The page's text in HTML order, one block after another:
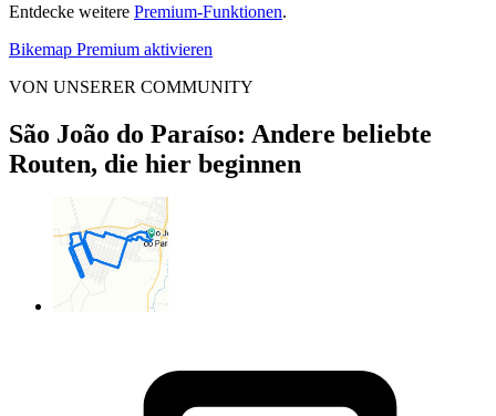
Entdecke weitere Premium-Funktionen.
Bikemap Premium aktivieren
VON UNSERER COMMUNITY
São João do Paraíso: Andere beliebte
Routen, die hier beginnen